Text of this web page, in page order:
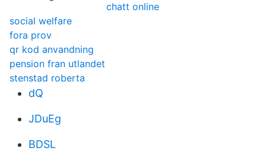
chatt online
social welfare
fora prov
qr kod anvandning
pension fran utlandet
stenstad roberta
dQ
JDuEg
BDSL